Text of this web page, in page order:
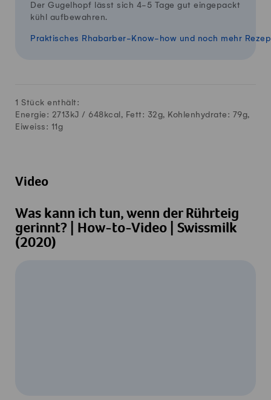
Der Gugelhopf lässt sich 4-5 Tage gut eingepackt
kühl aufbewahren.
Praktisches Rhabarber-Know-how und noch mehr
1 Stück enthält:
Energie: 2713kJ / 648 kcal, Fett: 32g, Kohlenhydrate: 79g,
Eiweiss: 11 g
Video
Was kann ich tun, wenn der Rührteig
gerinnt? | How-to-Video | Swissmilk
(2020)